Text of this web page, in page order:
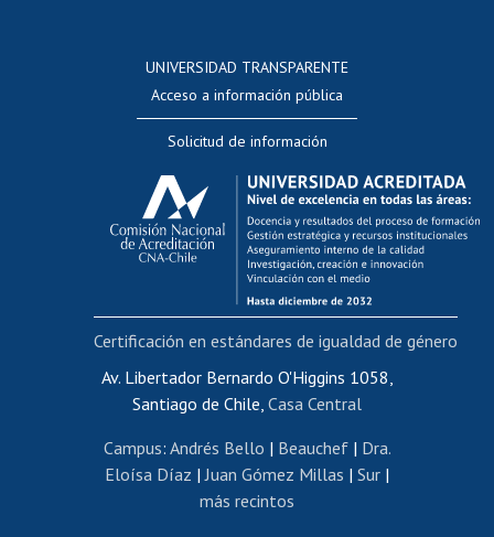
Evaluación docente
Calificación académica
Postulación al AUCAI
Funcionarias/os
Cursos internos de capacitación
Bienestar del personal
Portal de movilidad interna
Certificado de renta
Certificado de renta honorarios
Editar páginas blancas
Extranjeras/os
UNIVERSIDAD TRANSPARENTE
Acceso a información pública
Solicitud de información
Av. Libertador Bernardo O'Higgins 1058,
Santiago de Chile, Casa Central
Campus: Andrés Bello | Beauchef| Dra.
Eloísa Díaz |Juan Gómez Millas | Sur |
más recintos
Certificación en estándares de igualdad de género